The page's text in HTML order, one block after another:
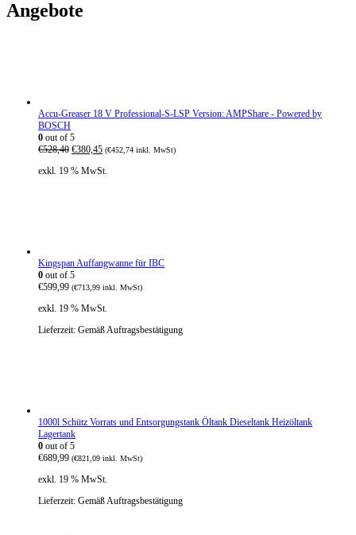
Angebote
Accu-Greaser 18 V Professional-S-LSP Version: AMPShare - Powered by
BOSCH
0 out of 5
€528,40 U
s
c
h
e
r
r
€
5
2
8
4
€380,45A
t
r
i
s
s
4
(€452,74 inkl. MwSt)
exkl. 19 % MwSt.
Kingspan Auffangwanne für IBC
0 out of 5
€599,99 (€713,99 inkl. MwSt)
exkl. 19 % MwSt.
Lieferzeit: Gemäß Auftragsbestätigung
1000l Schütz Vorrats und Entsorgungstank Öltank Dieseltank Heizöltank
Lagertank
0 out of 5
€689,99 (€821,09 inkl. MwSt)
exkl. 19 % MwSt.
Lieferzeit: Gemäß Auftragsbestätigung